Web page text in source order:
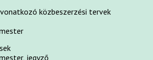
vonatkozó közbeszerzési tervek
jegyző